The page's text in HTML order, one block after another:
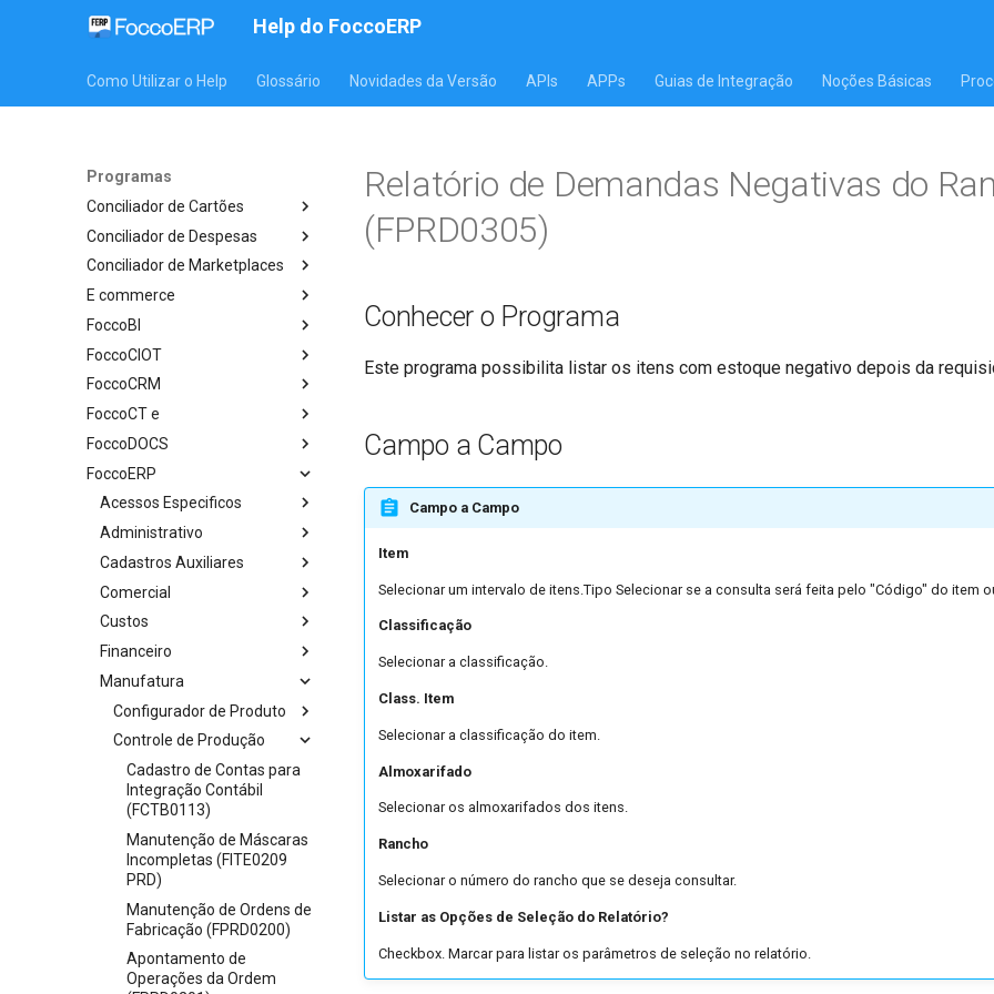
Help do FoccoERP
Como Utilizar o Help Glossário Novidades da Versão APIs APPs Guias de Integração Noções Básicas
Programas
Conciliador de Cartões
Conciliador de Despesas
Conciliador de Marketplaces
E commerce
FoccoBI
FoccoCIOT
FoccoCRM
FoccoCT e
FoccoDOCS
FoccoERP
Acessos Especificos
Administrativo
Cadastros Auxiliares
Comercial
Custos
Financeiro
Manufatura
Configurador de Produto
Controle de Produção
Cadastro de Contas para
Integração Contábil
(FCTB0113)
Manutenção de Máscaras
Incompletas (FITE0209
PRD)
Manutenção de Ordens de
Fabricação (FPRD0200)
Apontamento de
Operações da Ordem
Relatório de Demandas Negativas do
(FPRD0305)
Conhecer o Programa
Este programa possibilita listar os itens com estoque negativo depois da
Campo a Campo
Campo a Campo
Item
Selecionar um intervalo de itens.Tipo Selecionar se a consulta será feita pelo "Código" do item
Classificação
Selecionar a classificação.
Class. Item
Selecionar a classificação do item.
Almoxarifado
Selecionar os almoxarifados dos itens.
Rancho
Selecionar o número do rancho que se deseja consultar.
Listar as Opções de Seleção do Relatório?
Checkbox. Marcar para listar os parâmetros de seleção no relatório.